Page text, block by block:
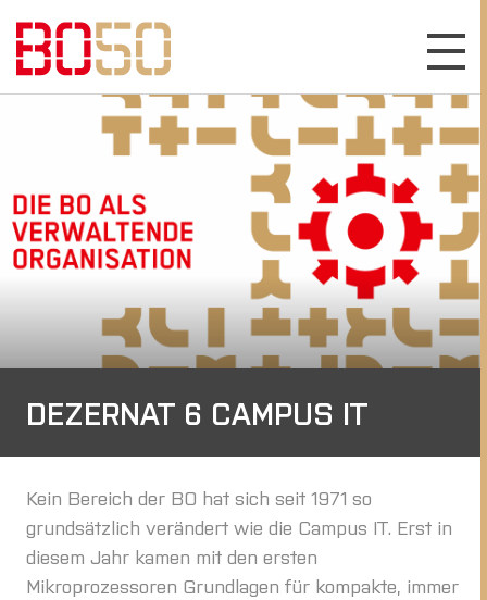
DEZERNAT 6 CAMPUS IT
Kein Bereich der BO hat sich seit 1971 so
grundsätzlich verändert wie die Campus IT. Erst in
diesem Jahr kamen mit den ersten
Mikroprozessoren Grundlagen für kompakte, immer